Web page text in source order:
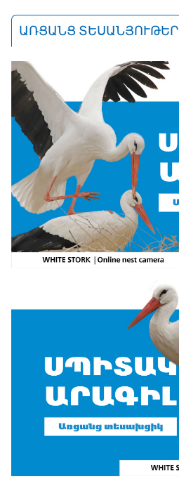
ԱՌՑԱՆՑ ՏԵՍԱՆՅՈՒԹԵՐ